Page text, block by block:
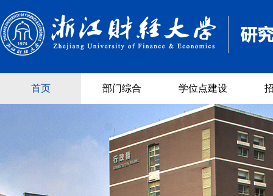
首页 部门综合 学位点建设